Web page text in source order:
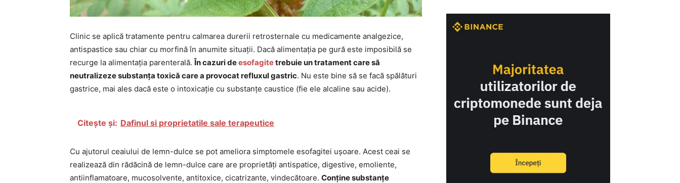
Clinic se aplică tratamente pentru calmarea durerii retrosternale cu medicamente analgezice,
antispastice sau chiar cu morfină în anumite situații. Dacă alimentația pe gură este imposibilă se
recurge la alimentația parenterală.În cazuri deesofagitetrebuie un tratament care să
neutralizeze substanța toxică care a provocat refluxul gastric. Nu este bine să se facă spălături
gastrice, mai ales dacă este o intoxicație cu substanțe caustice (fie ele alcaline sau acide).
Citește și: Dafinul si proprietatile sale terapeutice
Cu ajutorul ceaiului de lemn-dulce se pot ameliora simptomele esofagitei ușoare. Acest ceai se
realizează din rădăcină de lemn-dulce care are proprietăți antispatice, digestive, emoliente,
antiinflamatoare, mucosolvente, antitoxice, cicatrizante, vindecătoare. Conține substanțe